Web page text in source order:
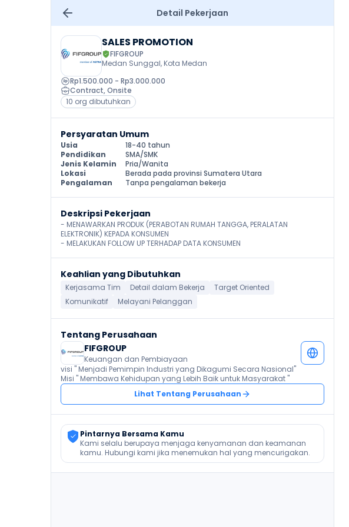
Detail Pekerjaan
SALES PROMOTION
FIFGROUP
Medan Sunggal, Kota Medan
Rp1.500.000 - Rp3.000.000
Contract, Onsite
10 org dibutuhkan
Persyaratan Umum
Usia
18-40 tahun
Pendidikan
SMA/SMK
Jenis Kelamin
Pria/Wanita
Lokasi
Berada pada provinsi Sumatera Utara
Pengalaman
Tanpa pengalaman bekerja
Deskripsi Pekerjaan
- MENAWARKAN PRODUK (PERABOTAN RUMAH TANGGA, PERALATAN
ELEKTRONIK) KEPADA KONSUMEN
- MELAKUKAN FOLLOW UP TERHADAP DATA KONSUMEN
Keahlian yang Dibutuhkan
Kerjasama Tim Detail dalam Bekerja
Target Oriented
Komunikatif
Melayani Pelanggan
Tentang Perusahaan
FIFGROUP
Keuangan dan Pembiayaan
visi " Menjadi Pemimpin Industri yang Dikagumi Secara Nasional"
Misi " Membawa Kehidupan yang Lebih Baik untuk Masyarakat "
Lihat Tentang Perusahaan
Pintarnya Bersama Kamu
Kami selalu berupaya menjaga kenyamanan dan keamanan
kamu. Hubungi kami jika menemukan hal yang mencurigakan.